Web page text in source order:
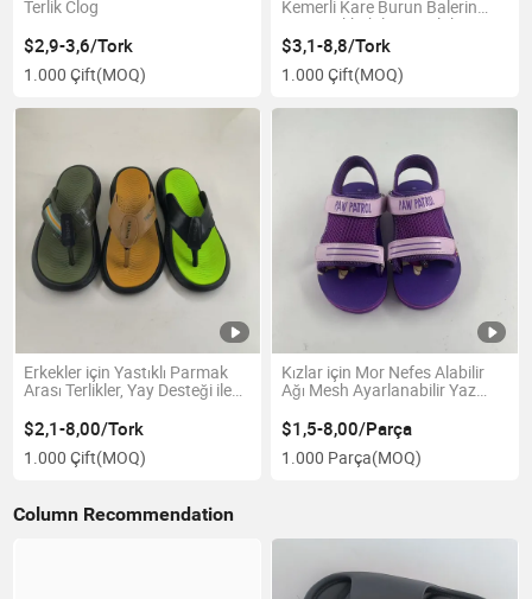
Terlik Clog
$2,9-3,6/Tork
1.000 Çift(MOQ)
Kemerli Kare Burun Balerin
Düz Ayakkabıları, Parlak
Kaydırmalı Günlük Ayakkabılar
$3,1-8,8/Tork
1.000 Çift(MOQ)
Erkekler için Yastıklı Parmak
Arası Terlikler, Yay Desteği ile
$2,1-8,00/Tork
1.000 Çift(MOQ)
Kızlar için Mor Nefes Alabilir
Ağı Mesh Ayarlanabilir Yaz
$1,5-8,00/Parça
1.000 Parça(MOQ)
Column Recommendation